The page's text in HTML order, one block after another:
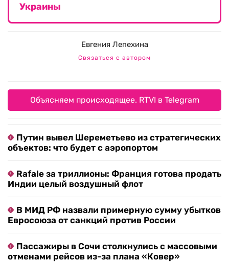
Украины
Евгения Лепехина
Связаться с автором
Объясняем происходящее. RTVI в Telegram
Путин вывел Шереметьево из стратегических
объектов: что будет с аэропортом
Rafale за триллионы: Франция готова продать
Индии целый воздушный флот
В МИД РФ назвали примерную сумму убытков
Евросоюза от санкций против России
Пассажиры в Сочи столкнулись с массовыми
отменами рейсов из-за плана «Ковер»